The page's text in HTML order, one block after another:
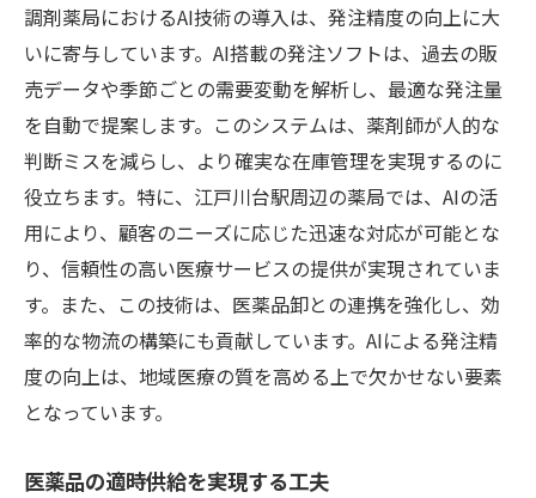
調剤薬局におけるAI技術の導入は、発注精度の向上に大
いに寄与しています。AI搭載の発注ソフトは、過去の販
売データや季節ごとの需要変動を解析し、最適な発注量
を自動で提案します。このシステムは、薬剤師が人的な
判断ミスを減らし、より確実な在庫管理を実現するのに
役立ちます。特に、江戸川台駅周辺の薬局では、AIの活
用により、顧客のニーズに応じた迅速な対応が可能とな
り、信頼性の高い医療サービスの提供が実現されていま
す。また、この技術は、医薬品卸との連携を強化し、効
率的な物流の構築にも貢献しています。AIによる発注精
度の向上は、地域医療の質を高める上で欠かせない要素
となっています。
医薬品の適時供給を実現する工夫